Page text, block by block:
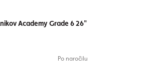
Academy Grade 6 26"
Po naročilu